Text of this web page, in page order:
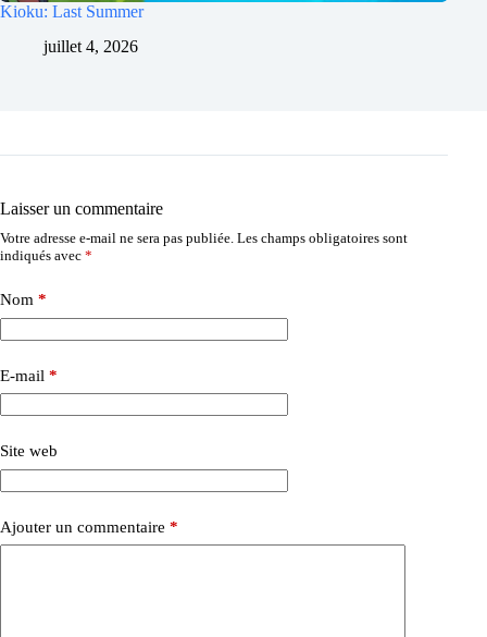
Kioku: Last Summer
juillet 4, 2026
Laisser un commentaire
Votre adresse e-mail ne sera pas publiée. Les champs obligatoires sont
indiqués avec *
Nom *
E-mail *
Site web
Ajouter un commentaire *